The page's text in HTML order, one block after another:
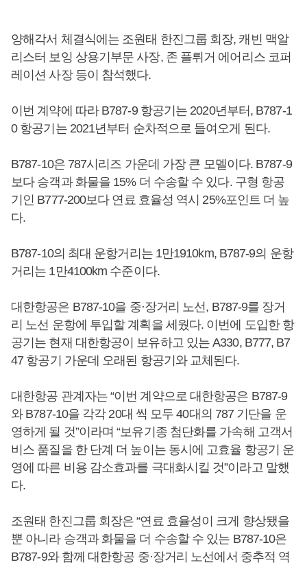
양해각서 체결식에는 조원태 한진그룹 회장, 캐빈 맥알
리스터 보잉 상용기부문 사장, 존 플뤼거 에어리스 코퍼
레이션 사장 등이 참석했다.
이번 계약에 따라 B787-9 항공기는 2020년부터, B787-1
0 항공기는 2021년부터 순차적으로 들여오게 된다.
B787-10은 787시리즈 가운데 가장 큰 모델이다. B787-9
보다 승객과 화물을 15% 더 수송할 수 있다. 구형 항공
기인 B777-200보다 연료 효율성 역시 25%포인트 더 높
다.
B787-10의 최대 운항거리는 1만1910km, B787-9의 운항
거리는 1만4100km 수준이다.
대한항공은 B787-10을 중·장거리 노선, B787-9를 장거
리 노선 운항에 투입할 계획을 세웠다. 이번에 도입한 항
공기는 현재 대한항공이 보유하고 있는 A330, B777, B7
47 항공기 가운데 오래된 항공기와 교체된다.
대한항공 관계자는 “이번 계약으로 대한항공은 B787-9
와 B787-10을 각각 20대 씩 모두 40대의 787 기단을 운
영하게 될 것”이라며 “보유기종 첨단화를 가속해 고객서
비스 품질을 한 단계 더 높이는 동시에 고효율 항공기 운
영에 따른 비용 감소효과를 극대화시킬 것”이라고 말했
다.
조원태 한진그룹 회장은 “연료 효율성이 크게 향상됐을
뿐 아니라 승객과 화물을 더 수송할 수 있는 B787-10은
B787-9와 함께 대한항공 중·장거리 노선에서 중추적 역